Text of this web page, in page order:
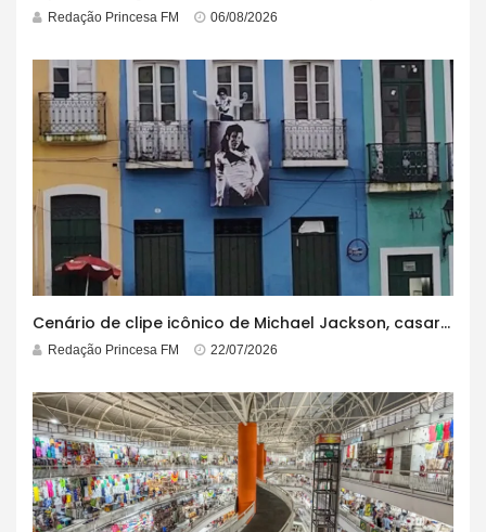
Redação Princesa FM 06/08/2026
Cenário de clipe icônico de Michael Jackson, casarão azul no centro do Pelourinho enfrenta ordem de desocupação
Redação Princesa FM 22/07/2026